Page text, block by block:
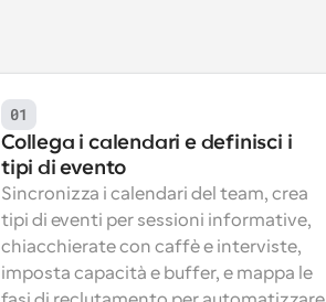
01
Collega i calendari e definisci i
tipi di evento
Sincronizza i calendari del team, crea
tipi di eventi per sessioni informative,
chiacchierate con caffè e interviste,
imposta capacità e buffer, e mappa le